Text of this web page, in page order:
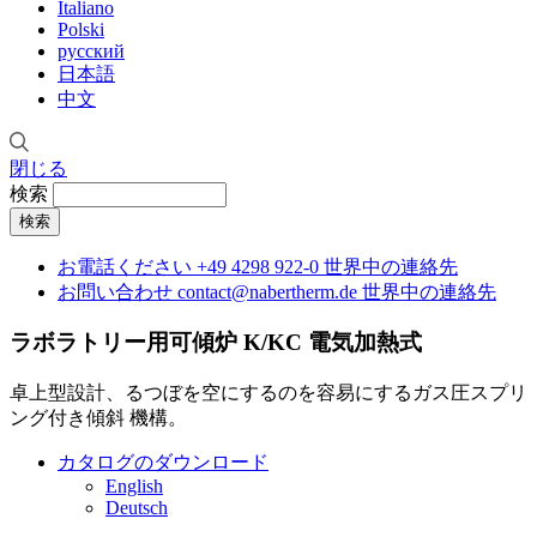
Italiano
Polski
русский
日本語
中文
閉じる
検索
お電話ください +49 4298 922-0 世界中の連絡先
お問い合わせ contact@nabertherm.de 世界中の連絡先
ラボラトリー用可傾炉 K/KC 電気加熱式
卓上型設計、るつぼを空にするのを容易にするガス圧スプリ
ング付き傾斜 機構。
カタログのダウンロード
English
Deutsch